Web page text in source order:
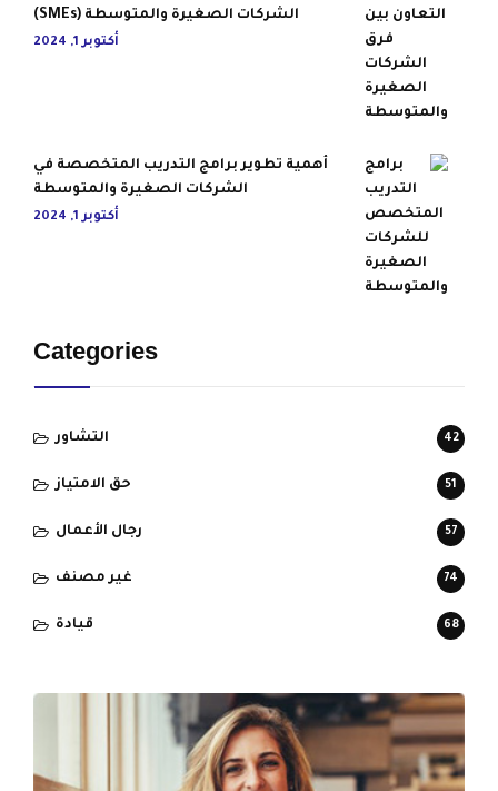
الشركات الصغيرة والمتوسطة (SMEs)
أكتوبر 1, 2024
أهمية تطوير برامج التدريب المتخصصة في
الشركات الصغيرة والمتوسطة
أكتوبر 1, 2024
Categories
التشاور 42
حق الامتياز 51
رجال الأعمال 57
غير مصنف 74
قيادة 68